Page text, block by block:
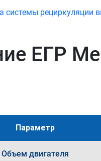
системы рециркуляции
ЕГР
Параметр
Объем двигателя